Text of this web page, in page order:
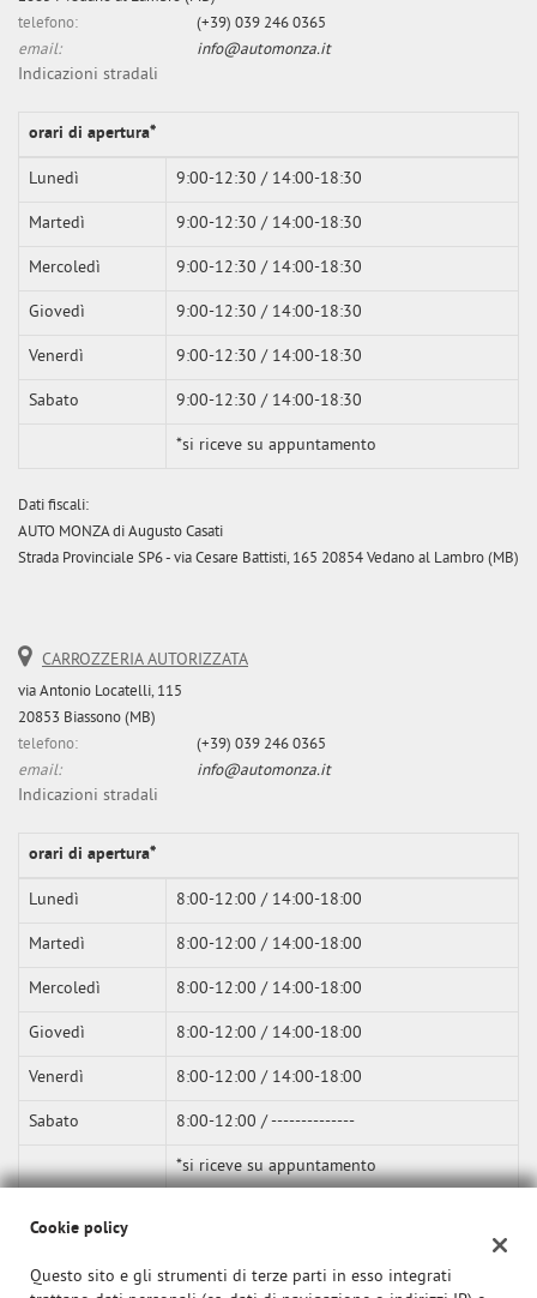
telefono:
(+39) 039 246 0365
email:
info@automonza.it
Indicazioni stradali
orari di apertura*
Lunedì 9:00-12:30 / 14:00-18:30
Martedì 9:00-12:30 / 14:00-18:30
Mercoledì 9:00-12:30 / 14:00-18:30
Giovedì 9:00-12:30 / 14:00-18:30
Venerdì 9:00-12:30 / 14:00-18:30
Sabato 9:00-12:30 / 14:00-18:30
*si riceve su appuntamento
Dati fiscali:
AUTO MONZA di Augusto Casati
Strada Provinciale SP6 - via Cesare Battisti, 165 20854 Vedano al Lambro (MB)
CARROZZERIA AUTORIZZATA
via Antonio Locatelli, 115
20853 Biassono (MB)
telefono:
(+39) 039 246 0365
email:
info@automonza.it
Indicazioni stradali
orari di apertura*
Lunedì 8:00-12:00 / 14:00-18:00
Martedì 8:00-12:00 / 14:00-18:00
Mercoledì 8:00-12:00 / 14:00-18:00
Giovedì 8:00-12:00 / 14:00-18:00
Venerdì 8:00-12:00 / 14:00-18:00
Sabato 8:00-12:00 / --------------
*si riceve su appuntamento
Cookie policy
Questo sito e gli strumenti di terze parti in esso integrati